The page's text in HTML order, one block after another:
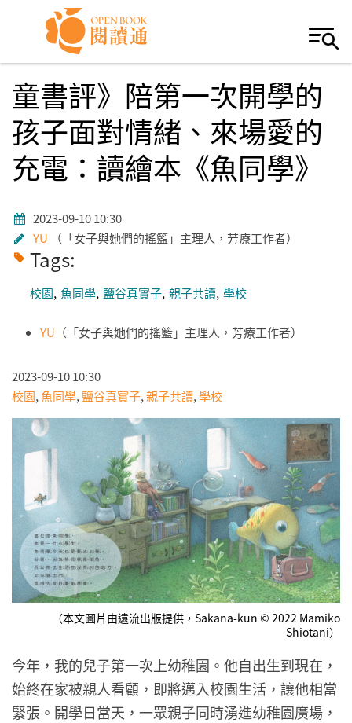
Skip to navigation
移至主內容
童書評》陪第一次開學的
孩子面對情緒、來場愛的
充電：讀繪本《魚同學》
2023-09-10 10:30
YU
「女子與她們的搖籃」主理人，芳療工作者
Tags:
校園 魚同學 鹽谷真實子 親子共讀 學校
YU （「女子與她們的搖籃」主理人，芳療工作者）
2023-09-10 10:30
校園, 魚同學, 鹽谷真實子,親子共讀,學校
（本文圖片由遠流出版提供，Sakana-kun © 2022 Mamiko
Shiotani）
今年，我的兒子第一次上幼稚園。他自出生到現在，
始終在家被親人看顧，即將邁入校園生活，讓他相當
緊張。開學日當天，一眾親子同時湧進幼稚園廣場，